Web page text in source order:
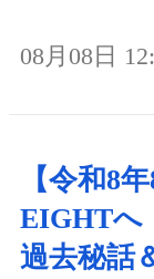
08月08日
【令和8
EIGHT
過去秘話